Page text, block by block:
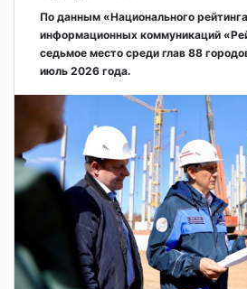
По данным «Национального
информационных коммуникаций
седьмое место среди глав 88
июль 2026 года.